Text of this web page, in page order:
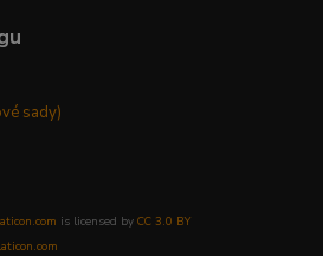
sady)
is licensed byCC 3.0 BY